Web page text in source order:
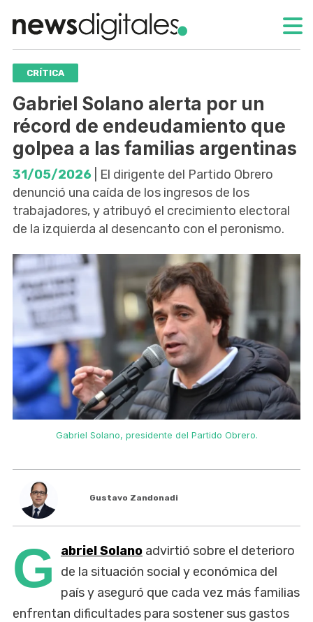
CRÍTICA
Gabriel Solano alerta por un
récord de endeudamiento que
golpea a las familias argentinas
31/05/2026 | El dirigente del Partido Obrero
denunció una caída de los ingresos de los
trabajadores, y atribuyó el crecimiento electoral
de la izquierda al desencanto con el peronismo.
Gabriel Solano, presidente del Partido Obrero.
Gustavo Zandonadi
G abriel Solano advirtió sobre el deterioro
de la situación social y económica del
país y aseguró que cada vez más familias
enfrentan dificultades para sostener sus gastos